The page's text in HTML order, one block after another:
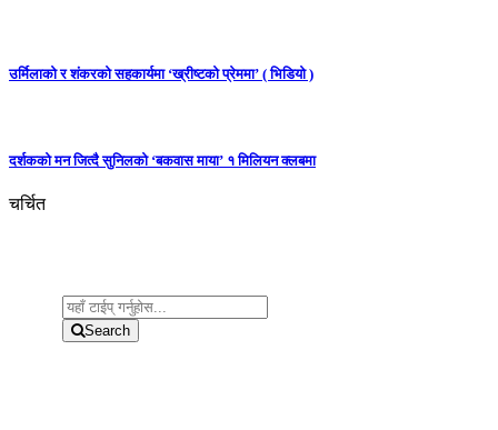
उर्मिलाको र शंकरको सहकार्यमा ‘ख्रीष्टको प्रेममा’ ( भिडियो )
दर्शकको मन जित्दै सुनिलको ‘बकवास माया’ १ मिलियन क्लबमा
चर्चित
Search